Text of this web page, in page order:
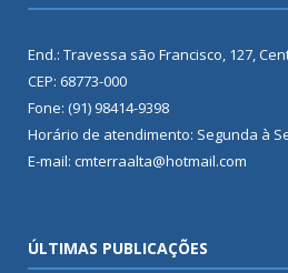
End.: Travessa são Francisco, 127,
CEP: 68773-000
Fone: (91) 98414-9398
Horário de atendimento: Segunda à
E-mail: cmterraalta@hotmail.com
ÚLTIMAS PUBLICAÇÕES